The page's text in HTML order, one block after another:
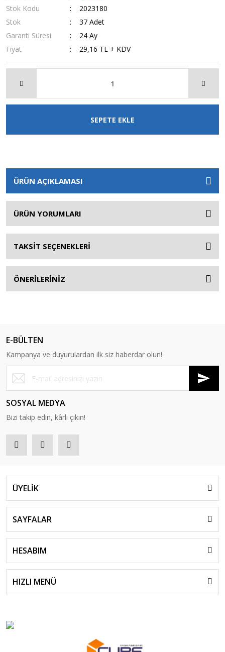
Stok Kodu
2023180
Stok
37 Adet
Garanti Süresi
24 Ay
Fiyat
29,16 TL + KDV
SEPETE EKLE
ÜRÜN AÇIKLAMASI
ÜRÜN YORUMLARI
TAKSİT SEÇENEKLERİ
ÖNERİLERİNİZ
E-BÜLTEN
Kampanya ve duyurulardan ilk siz haberdar olun!
SOSYAL MEDYA
Bizi takip edin, kârlı çıkın!
ÜYELİK
SAYFALAR
HESABIM
HIZLI MENÜ